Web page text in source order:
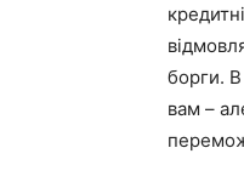
борги.
вам –